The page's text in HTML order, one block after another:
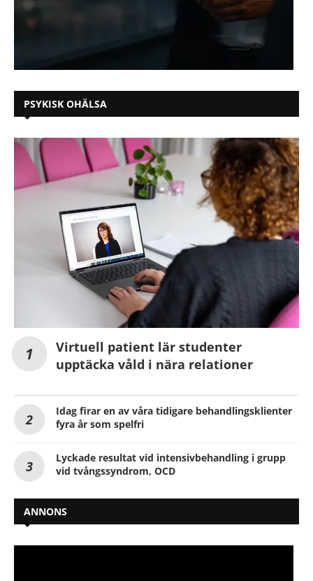
PSYKISK OHÄLSA
Virtuell patient lär studenter
upptäcka våld i nära relationer
Idag firar en av våra tidigare behandlingsklienter
fyra år som spelfri
Lyckade resultat vid intensivbehandling i grupp
vid tvångssyndrom, OCD
ANNONS